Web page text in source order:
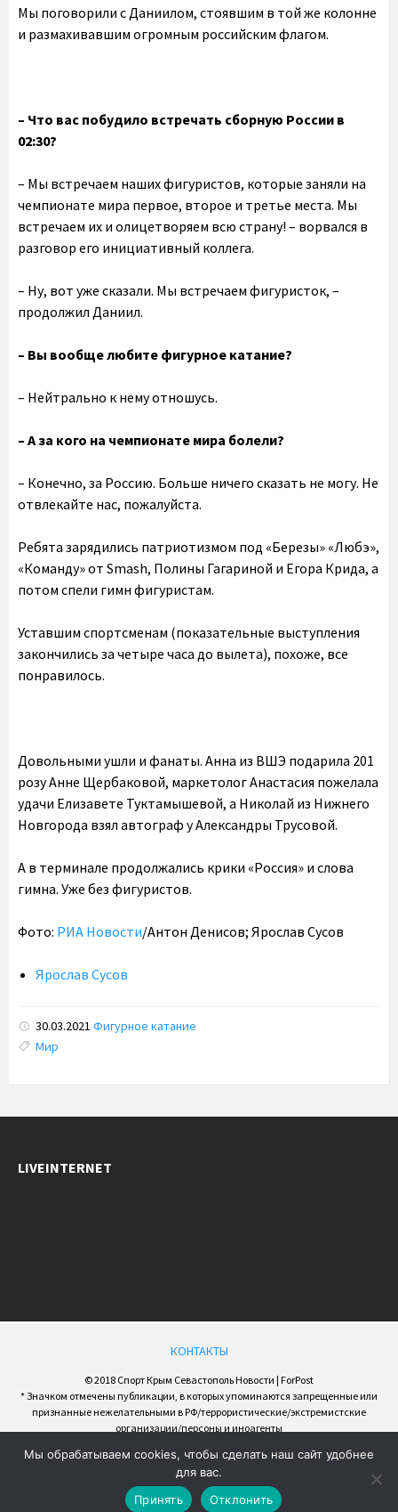
Мы поговорили с Даниилом, стоявшим в той же колонне
и размахивавшим огромным российским флагом.
– Что вас побудило встречать сборную России в
02:30?
– Мы встречаем наших фигуристов, которые заняли на
чемпионате мира первое, второе и третье места. Мы
встречаем их и олицетворяем всю страну! – ворвался в
разговор его инициативный коллега.
– Ну, вот уже сказали. Мы встречаем фигуристок, –
продолжил Даниил.
– Вы вообще любите фигурное катание?
– Нейтрально к нему отношусь.
– А за кого на чемпионате мира болели?
– Конечно, за Россию. Больше ничего сказать не могу. Не
отвлекайте нас, пожалуйста.
Ребята зарядились патриотизмом под «Березы» «Любэ»,
«Команду» от Smash, Полины Гагариной и Егора Крида, а
потом спели гимн фигуристам.
Уставшим спортсменам (показательные выступления
закончились за четыре часа до вылета), похоже, все
понравилось.
Довольными ушли и фанаты. Анна из ВШЭ подарила 201
розу Анне Щербаковой, маркетолог Анастасия пожелала
удачи Елизавете Туктамышевой, а Николай из Нижнего
Новгорода взял автограф у Александры Трусовой.
А в терминале продолжались крики «Россия» и слова
гимна. Уже без фигуристов.
Фото: РИА Новости/Антон Денисов; Ярослав Сусов
Ярослав Сусов
30.03.2021 Фигурное катание
Tags:
Мир
LIVEINTERNET
КОНТАКТЫ
© 2018 Спорт Крым Севастополь Новости | ForPost
* Значком отмечены публикации, в которых упоминаются запрещенные или
признанные нежелательными в РФ/террористические/экстремистские
организации/персоны и иноагенты
Мы обрабатываем cookies, чтобы сделать наш сайт удобнее
для вас.
Принять
Отклонить